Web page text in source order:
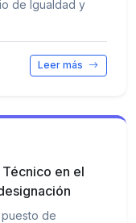
de Igualdad y
Leer más
en el
de